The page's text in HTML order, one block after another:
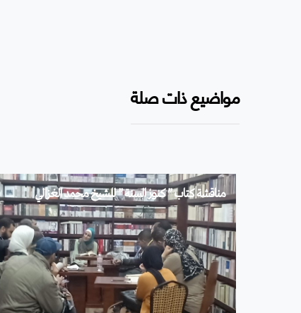
مواضيع ذات صلة
مناقشة كتاب ” كنوز السنة ” للشيخ محمد الغزالي